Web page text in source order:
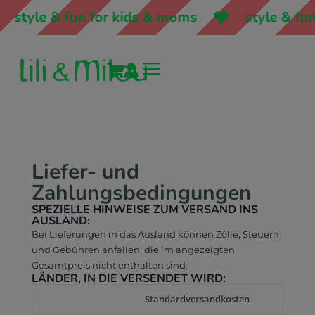
style & fun for kids & moms style &
a
Liefer- und
Zahlungsbedingungen
SPEZIELLE HINWEISE ZUM VERSAND INS
AUSLAND:
Bei Lieferungen in das Ausland können Zölle, Steuern
und Gebühren anfallen, die im angezeigten
Gesamtpreis nicht enthalten sind.
LÄNDER, IN DIE VERSENDET WIRD:
Standardversandkosten